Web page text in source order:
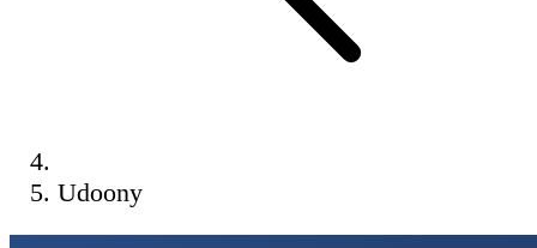
Udoony